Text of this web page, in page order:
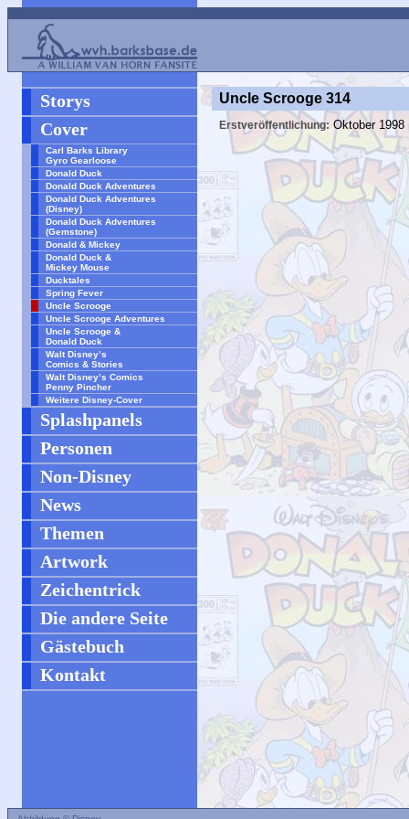
Storys
Cover
Carl Barks Library
Gyro Gearloose
Donald Duck
Donald Duck Adventures
Donald Duck Adventures
(Disney)
Donald Duck Adventures
(Gemstone)
Donald & Mickey
Donald Duck &
Mickey Mouse
Ducktales
Spring Fever
Uncle Scrooge
Uncle Scrooge Adventures
Uncle Scrooge &
Donald Duck
Walt Disney’s
Comics & Stories
Walt Disney’s Comics
Penny Pincher
Weitere Disney-Cover
Splashpanels
Personen
Non-Disney
News
Themen
Artwork
Zeichentrick
Die andere Seite
Gästebuch
Kontakt
Uncle Scrooge 314
Erstveröffentlichung: Oktober 1998